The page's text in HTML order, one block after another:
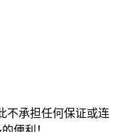
不承担任何保证或连